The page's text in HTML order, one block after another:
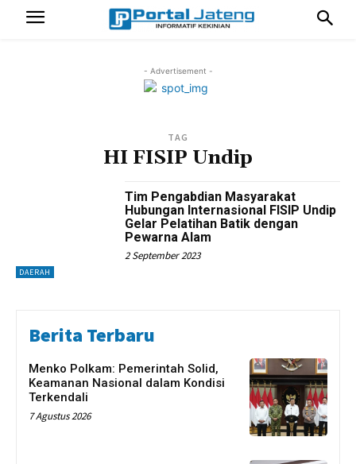
- Advertisement -
TAG
HI FISIP Undip
DAERAH
Tim Pengabdian Masyarakat
Hubungan Internasional FISIP Undip
Gelar Pelatihan Batik dengan
Pewarna Alam
2 September 2023
Berita Terbaru
Menko Polkam: Pemerintah Solid,
Keamanan Nasional dalam Kondisi
Terkendali
7 Agustus 2026